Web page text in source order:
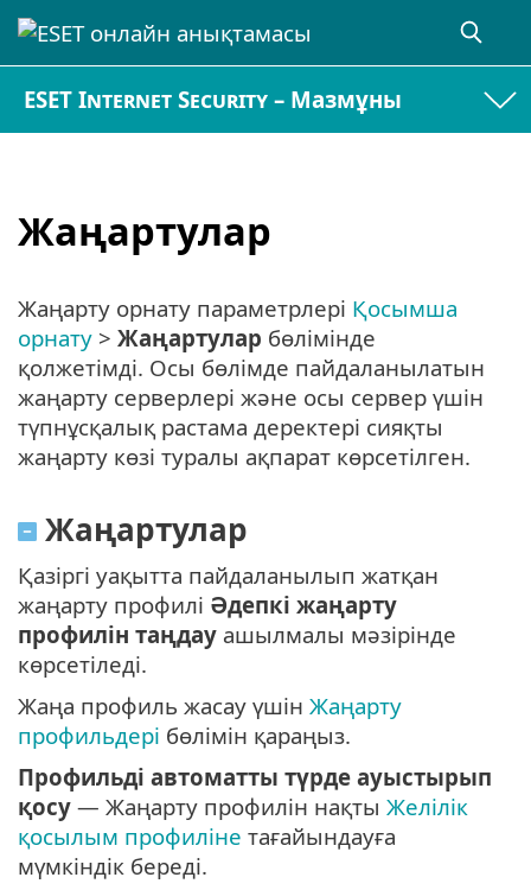
ESET Internet Security – Мазмұны
Жаңартулар
Жаңарту орнату параметрлері Қосымша
орнату > Жаңартулар бөлімінде
қолжетімді. Осы бөлімде пайдаланылатын
жаңарту серверлері және осы сервер үшін
түпнұсқалық растама деректері сияқты
жаңарту көзі туралы ақпарат көрсетілген.
Жаңартулар
Қазіргі уақытта пайдаланылып жатқан
жаңарту профилі Әдепкі жаңарту
профилін таңдау ашылмалы мәзірінде
көрсетіледі.
Жаңа профиль жасау үшін Жаңарту
профильдері бөлімін қараңыз.
Профильді автоматты түрде ауыстырып
қосу — Жаңарту профилін нақты Желілік
қосылым профиліне тағайындауға
мүмкіндік береді.